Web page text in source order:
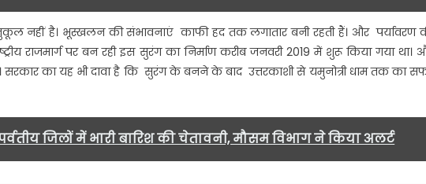
नहीं है। भूस्खलन की संभावनाएं काफी हद तक लगातार बनी रहती हैं। और पर्यावरण
राजमार्ग पर बन रही इस सुरंग का निर्माण करीब जनवरी 2019 में शुरू किया गया था।
का यह भी दावा है कि सुरंग के बनने के बाद उत्तरकाशी से यमुनोत्री धाम तक का
जिलों में भारी बारिश की चेतावनी, मौसम विभाग ने किया अलर्ट